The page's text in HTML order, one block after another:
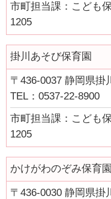
SBSラジオ第21回「大切
令和７年度ふじさんっこ
令和7年度ふじさんっこ応
子育て支援ガイドブック
子育て支援ガイドブック
あなたができる子育て支
シニアクラブ天竜 上阿多
みしまみんなの子育てサ
市町担当課：こども
1205
掛川あそび保育園
〒436-0037 静岡県掛
TEL：0537-22-8900
市町担当課：こども
1205
かけがわのぞみ保育園
〒436-0030 静岡県掛